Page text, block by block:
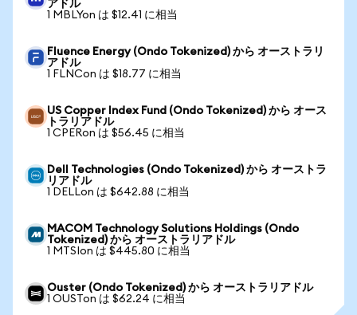
アドル
1 MBLYon は $12.41 に相当
Fluence Energy (Ondo Tokenized) から オーストラリ
アドル
1 FLNCon は $18.77 に相当
US Copper Index Fund (Ondo Tokenized) から オース
トラリアドル
1 CPERon は $56.45 に相当
Dell Technologies (Ondo Tokenized) から オーストラ
リアドル
1 DELLon は $642.88 に相当
MACOM Technology Solutions Holdings (Ondo
Tokenized) から オーストラリアドル
1 MTSIon は $445.80 に相当
Ouster (Ondo Tokenized) から オーストラリアドル
1 OUSTon は $62.24 に相当